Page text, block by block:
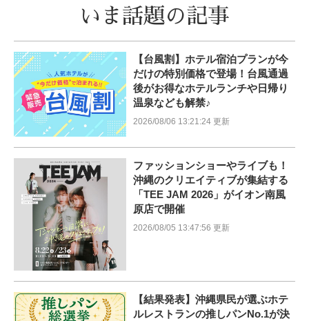
いま話題の記事
【台風割】ホテル宿泊プランが今
だけの特別価格で登場！台風通過
後がお得なホテルランチや日帰り
温泉なども解禁♪
2026/08/06 13:21:24 更新
ファッションショーやライブも！
沖縄のクリエイティブが集結する
「TEE JAM 2026」がイオン南風
原店で開催
2026/08/05 13:47:56 更新
【結果発表】沖縄県民が選ぶホテ
ルレストランの推しパンNo.1が決